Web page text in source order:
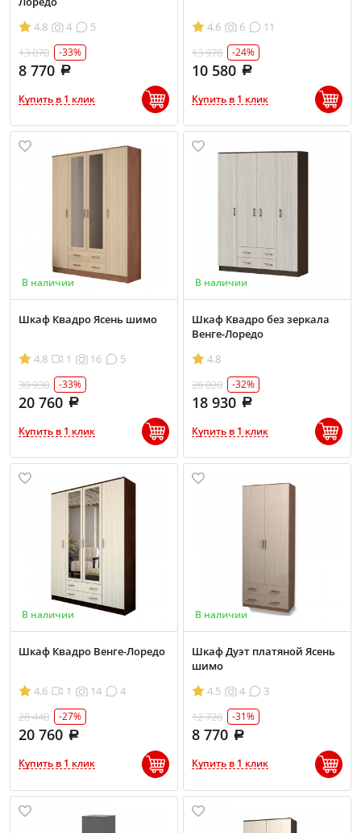
4.8
4
5
13 070
-33%
8 770
Купить в 1 клик
4.6 6
11
13 970
-24%
10 580
Купить в 1 клик
В наличии
Шкаф Квадро Ясень шимо
4.8 1 16
5
30 930
-33%
20 760
Купить в 1 клик
В наличии
Шкаф Квадро без зеркала
Венге-Лоредо
4.8
28 020
-32%
18 930
Купить в 1 клик
В наличии
Шкаф Квадро Венге-Лоредо
4.6 1 14
4
28 440
-27%
20 760
Купить в 1 клик
В наличии
Шкаф Дуэт платяной Ясень
шимо
4.5
4
3
12 720
-31%
8 770
Купить в 1 клик